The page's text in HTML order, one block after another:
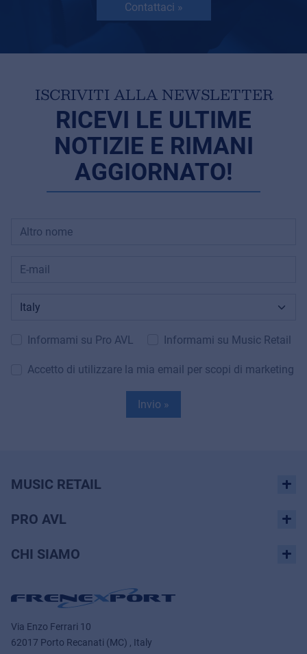
Contattaci »
ISCRIVITI ALLA NEWSLETTER
RICEVI LE ULTIME
NOTIZIE E RIMANI
AGGIORNATO!
Informami su Pro AVL Informami su Music Retail
Accetto di utilizzare la mia email per scopi di marketing
Invio »
MUSIC RETAIL
PRO AVL
CHI SIAMO
Via Enzo Ferrari 10
62017 Porto Recanati (MC) , Italy